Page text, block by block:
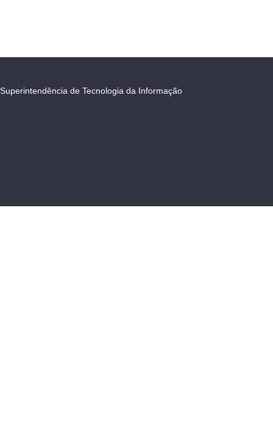
Superintendência de Tecnologia da Informação